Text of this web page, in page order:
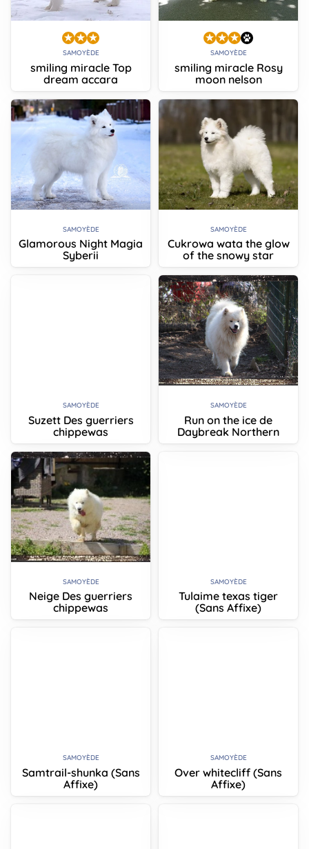
SAMOYÈDE
smiling miracle Top
dream accara
SAMOYÈDE
smiling miracle Rosy
moon nelson
SAMOYÈDE
Glamorous Night Magia
Syberii
SAMOYÈDE
Cukrowa wata the glow
of the snowy star
SAMOYÈDE
Suzett Des guerriers
chippewas
SAMOYÈDE
Run on the ice de
Daybreak Northern
SAMOYÈDE
Neige Des guerriers
chippewas
SAMOYÈDE
Tulaime texas tiger
(Sans Affixe)
SAMOYÈDE
Samtrail-shunka (Sans
Affixe)
SAMOYÈDE
Over whitecliff (Sans
Affixe)